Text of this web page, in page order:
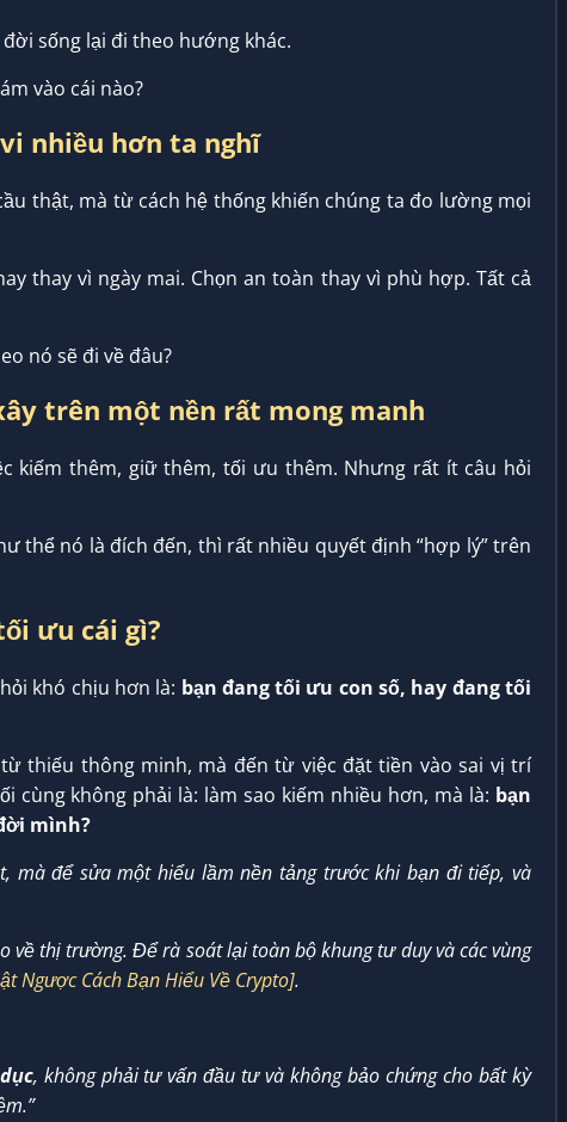
sống lại đi theo hướng khác.
vào cái nào?
nhiều hơn ta nghĩ
thật, mà từ cách hệ thống khiến chúng ta đo lường mọi
thay vì ngày mai. Chọn an toàn thay vì phù hợp. Tất cả
nó sẽ đi về đâu?
trên một nền rất mong manh
kiếm thêm, giữ thêm, tối ưu thêm. Nhưng rất ít câu hỏi
thể nó là đích đến, thì rất nhiều quyết định “hợp lý” trên
ưu cái gì?
khó chịu hơn là: bạn đang tối ưu con số, hay đang tối
thiếu thông minh, mà đến từ việc đặt tiền vào sai vị trí
cùng không phải là: làm sao kiếm nhiều hơn, mà là: bạn
mình?
mà để sửa một hiểu lầm nền tảng trước khi bạn đi tiếp, và
về thị trường. Để rà soát lại toàn bộ khung tư duy và các vùng
Ngược Cách Bạn Hiểu Về Crypto].
, không phải tư vấn đầu tư và không bảo chứng cho bất kỳ